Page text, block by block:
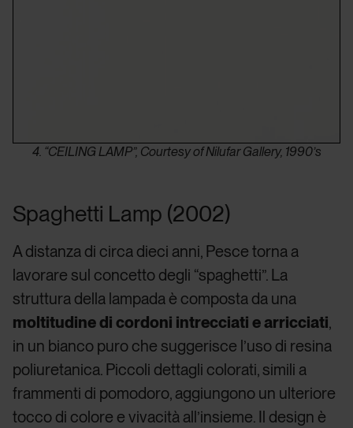
4. “CEILING LAMP”, Courtesy of Nilufar Gallery, 1990’s
Spaghetti Lamp (2002)
A distanza di circa dieci anni, Pesce torna a
lavorare sul concetto degli “spaghetti”. La
struttura della lampada è composta da una
moltitudine di cordoni intrecciati e arricciati,
in un bianco puro che suggerisce l’uso di resina
poliuretanica. Piccoli dettagli colorati, simili a
frammenti di pomodoro, aggiungono un ulteriore
tocco di colore e vivacità all’insieme. Il design è